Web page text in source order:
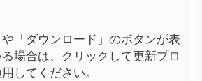
や「ダウンロード」のボタンが表
場合は、クリックして更新プロ
してください。